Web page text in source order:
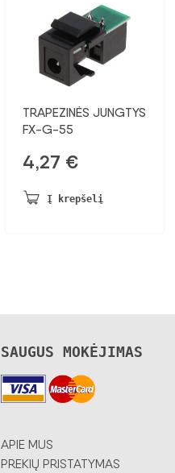
TRAPEZINĖS JUNGTYS
FX-G-55
4,27 €
Į krepšelį
SAUGUS MOKĖJIMAS
APIE MUS
PREKIŲ PRISTATYMAS